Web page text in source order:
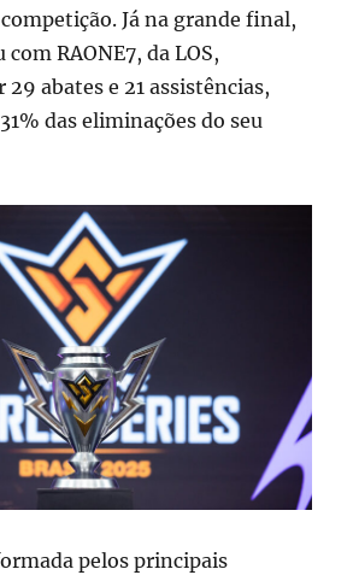
Já na grande final,
RAONE7, da LOS,
29 abates e 21 assistências,
das eliminações do seu
pelos principais